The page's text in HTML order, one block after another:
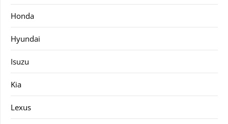
Honda
Hyundai
Isuzu
Kia
Lexus